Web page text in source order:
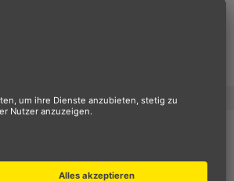
Mountainbiker, die auf
Mit ihrer durchdachten
abseits des Sattels. Die
auf dem Pedal und bietet
die Kontrolle, egal ob
und
und intensive Fahrten im
und verhindert
das Material durch seine